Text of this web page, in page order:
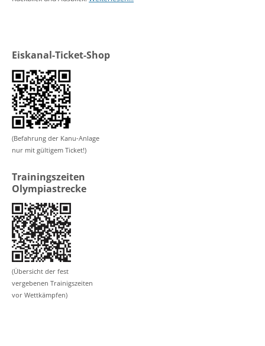
Eiskanal-Ticket-Shop
(Befahrung der Kanu-Anlage
nur mit gültigem Ticket!)
Trainingszeiten
Olympiastrecke
(Übersicht der fest
vergebenen Trainigszeiten
vor Wettkämpfen)